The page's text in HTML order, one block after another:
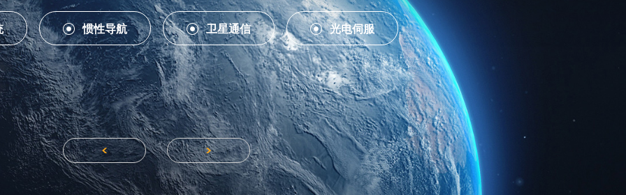
惯性导航 卫星通信 光电伺服
< >